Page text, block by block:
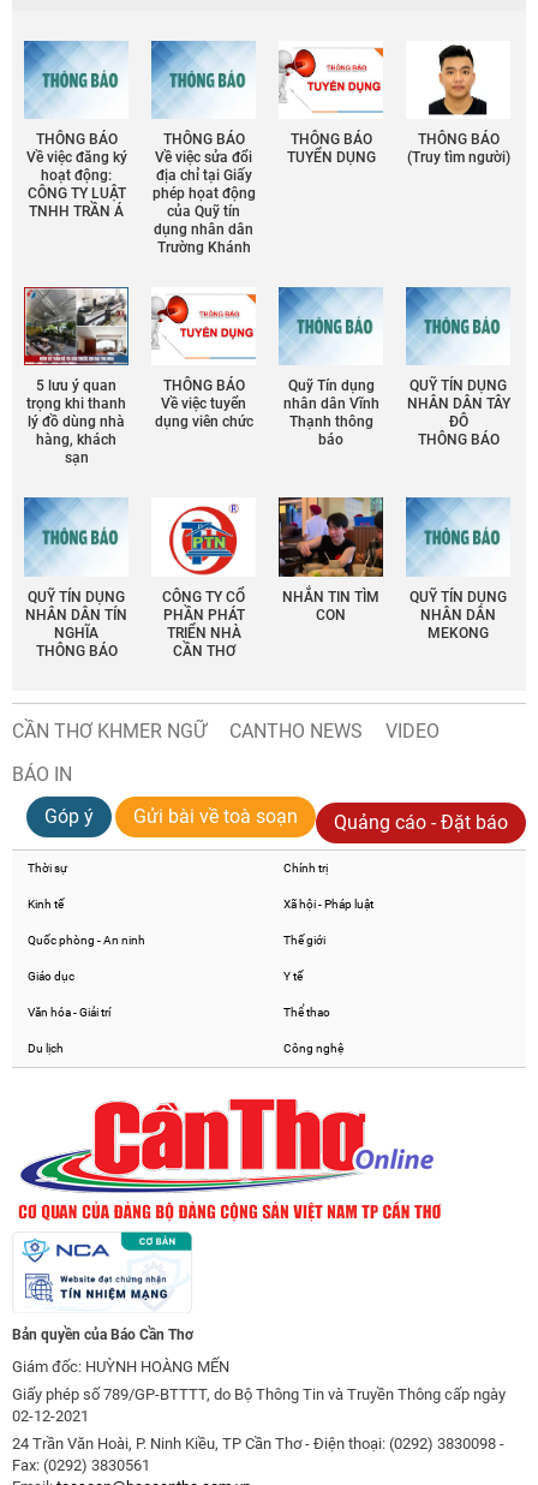
THÔNG BÁO
Về việc đăng ký
hoạt động:
CÔNG TY LUẬT
TNHH TRẦN Á
THÔNG BÁO
Về việc sửa đổi
địa chỉ tại Giấy
phép họat động
của Quỹ tín
dụng nhân dân
Trường Khánh
THÔNG BÁO
TUYỂN DỤNG
THÔNG BÁO
(Truy tìm người)
5 lưu ý quan
trọng khi thanh
lý đồ dùng nhà
hàng, khách
sạn
THÔNG BÁO
Về việc tuyển
dụng viên chức
Quỹ Tín dụng
nhân dân Vĩnh
Thạnh thông
báo
QUỸ TÍN DỤNG
NHÂN DÂN TÂY
ĐÔ
THÔNG BÁO
QUỸ TÍN DỤNG
NHÂN DÂN TÍN
NGHĨA
THÔNG BÁO
CÔNG TY CỔ
PHẦN PHÁT
TRIỂN NHÀ
CẦN THƠ
NHẮN TIN TÌM
CON
QUỸ TÍN DỤNG
NHÂN DÂN
MEKONG
CẦN THƠ KHMER NGỮ CANTHO NEWS
VIDEO
BÁO IN
Góp ý
Gửi bài về toà soạn Quảng cáo - Đặt báo
Thời sự Chính trị
Kinh tế Xã hội - Pháp luật
Quốc phòng - An ninh Thế giới
Giáo dục Y tế
Văn hóa - Giải trí Thể thao
Du lịch Công nghệ
Bản quyền của Báo Cần Thơ
Giám đốc: HUỲNH HOÀNG MẾN
Giấy phép số 789/GP-BTTTT, do Bộ Thông Tin và Truyền Thông cấp ngày
02-12-2021
24 Trần Văn Hoài, P. Ninh Kiều, TP Cần Thơ - Điện thoại: (0292) 3830098 -
Fax: (0292) 3830561